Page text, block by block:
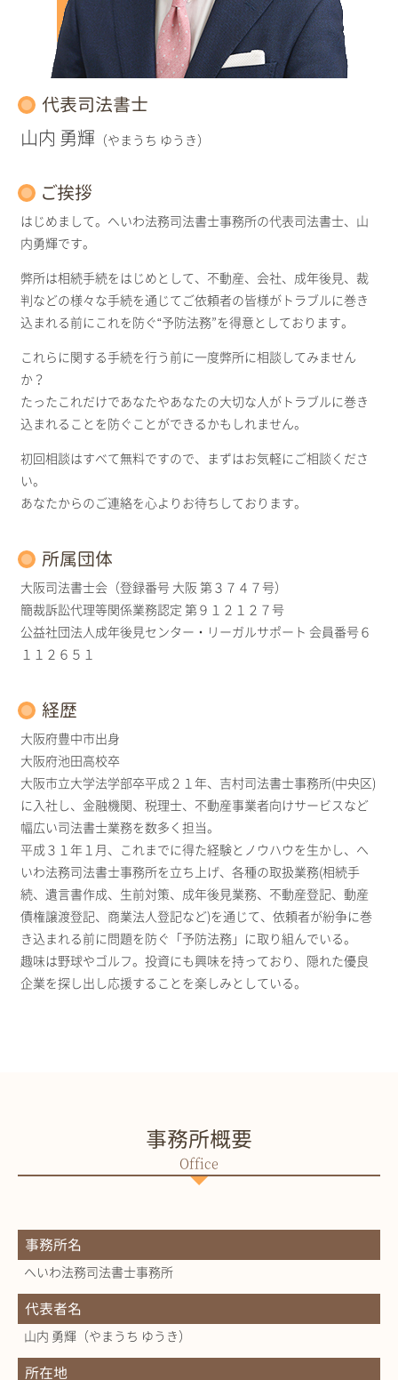
代表司法書士
山内 勇輝 （やまうち ゆうき）
ご挨拶
はじめまして。へいわ法務司法書士事務所の代表司法書士、山
内勇輝です。
弊所は相続手続をはじめとして、不動産、会社、成年後見、裁
判などの様々な手続を通じてご依頼者の皆様がトラブルに巻き
込まれる前にこれを防ぐ“予防法務”を得意としております。
これらに関する手続を行う前に一度弊所に相談してみません
か？
たったこれだけであなたやあなたの大切な人がトラブルに巻き
込まれることを防ぐことができるかもしれません。
初回相談はすべて無料ですので、まずはお気軽にご相談くださ
い。
あなたからのご連絡を心よりお待ちしております。
所属団体
大阪司法書士会（登録番号 大阪 第３７４７号）
簡裁訴訟代理等関係業務認定 第９１２１２７号
公益社団法人成年後見センター・リーガルサポート 会員番号６
１１２６５１
経歴
大阪府豊中市出身
大阪府池田高校卒
大阪市立大学法学部卒平成２１年、吉村司法書士事務所(中央区)
に入社し、金融機関、税理士、不動産事業者向けサービスなど
幅広い司法書士業務を数多く担当。
平成３１年１月、これまでに得た経験とノウハウを生かし、へ
いわ法務司法書士事務所を立ち上げ、各種の取扱業務(相続手
続、遺言書作成、生前対策、成年後見業務、不動産登記、動産
債権譲渡登記、商業法人登記など)を通じて、依頼者が紛争に巻
き込まれる前に問題を防ぐ「予防法務」に取り組んでいる。
趣味は野球やゴルフ。投資にも興味を持っており、隠れた優良
企業を探し出し応援することを楽しみとしている。
事務所概要
事務所名
へいわ法務司法書士事務所
代表者名
山内 勇輝（やまうち ゆうき）
所在地